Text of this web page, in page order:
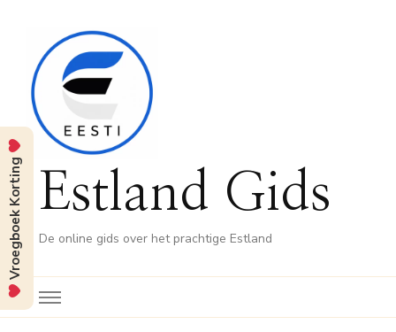
Estland Gids
De online gids over het prachtige Estland
Vroegboek Korting